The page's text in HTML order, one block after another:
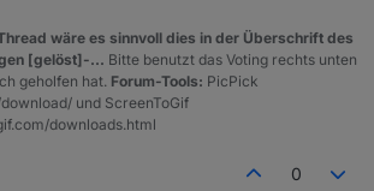
else log('Graz Warnstufe: 1');
wäre es sinnvoll dies in der Überschrift des
[gelöst]-... Bitte benutzt das Voting rechts unten
geholfen hat. Forum-Tools: PicPick
und ScreenToGif
downloads.html
0